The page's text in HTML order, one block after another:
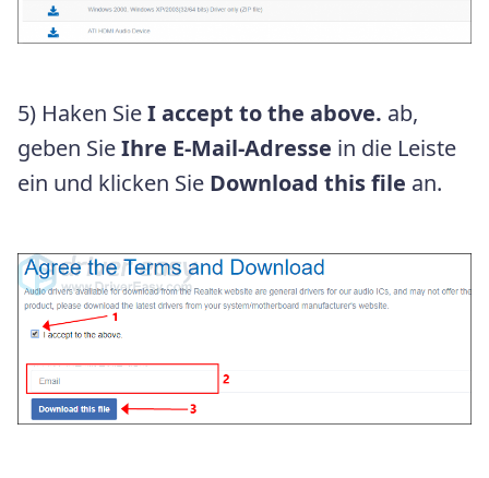
5) Haken SieI accept to the above. ab,
geben SieIhre E-Mail-Adresse in die Leiste
ein und klicken Sie Download this file an.